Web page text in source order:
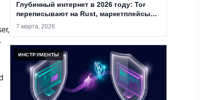
Глубинный интернет в 2026 году: Tor
переписывают на Rust, маркетплейсы
закрывают, а анонимность уже не
7 марта, 2026
ИНСТРУМЕНТЫ